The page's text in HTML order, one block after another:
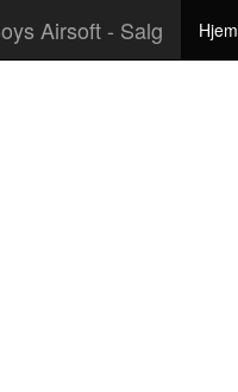
Airsoft - Salg Hjem